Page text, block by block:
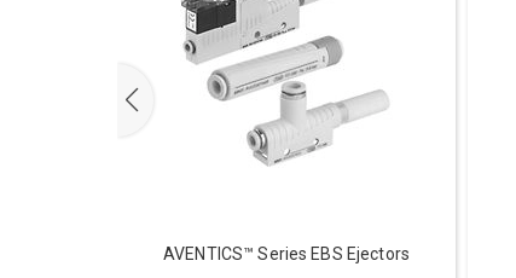
AVENTICS™ Series EBS Ejectors